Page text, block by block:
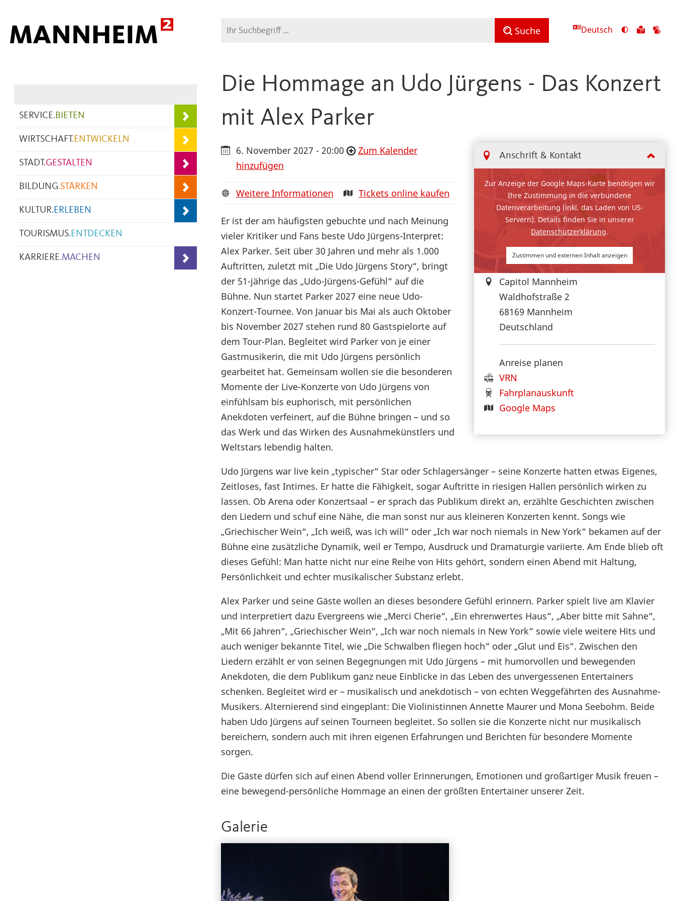
Suche Suche Deutsch
Ansicht
umschalten
Zu
leichter
SERVICE.BIETEN
WIRTSCHAFT.ENTWICKELN
STADT.GESTALTEN
BILDUNG.STÄRKEN
KULTUR.ERLEBEN
TOURISMUS.ENTDECKEN
KARRIERE.MACHEN
Die Hommage an Udo Jürgens - Das Konzert
mit Alex Parker
Anschrift & Kontakt
Zur Anzeige der Google Maps-Karte benötigen wir
Ihre Zustimmung in die verbundene
Datenverarbeitung (inkl. das Laden von US-
Servern). Details finden Sie in unserer
Datenschutzerklärung.
Zustimmen und externen Inhalt anzeigen
Capitol Mannheim
Waldhofstraße 2
68169 Mannheim
Deutschland
Anreise planen
VRN
Fahrplanauskunft
Google Maps
6. November 2027 - 20:00
Zum Kalender
hinzufügen
Weitere Informationen Tickets online kaufen
Er ist der am häufigsten gebuchte und nach Meinung
vieler Kritiker und Fans beste Udo Jürgens-Interpret:
Alex Parker. Seit über 30 Jahren und mehr als 1.000
Auftritten, zuletzt mit „Die Udo Jürgens Story“, bringt
der 51-jährige das „Udo-Jürgens-Gefühl“ auf die
Bühne. Nun startet Parker 2027 eine neue Udo-
Konzert-Tournee. Von Januar bis Mai als auch Oktober
bis November 2027 stehen rund 80 Gastspielorte auf
dem Tour-Plan. Begleitet wird Parker von je einer
Gastmusikerin, die mit Udo Jürgens persönlich
gearbeitet hat. Gemeinsam wollen sie die besonderen
Momente der Live-Konzerte von Udo Jürgens von
einfühlsam bis euphorisch, mit persönlichen
Anekdoten verfeinert, auf die Bühne bringen – und so
das Werk und das Wirken des Ausnahmekünstlers und
Weltstars lebendig halten.
Udo Jürgens war live kein „typischer“ Star oder Schlagersänger – seine Konzerte hatten etwas Eigenes,
Zeitloses, fast Intimes. Er hatte die Fähigkeit, sogar Auftritte in riesigen Hallen persönlich wirken zu
lassen. Ob Arena oder Konzertsaal – er sprach das Publikum direkt an, erzählte Geschichten zwischen
den Liedern und schuf eine Nähe, die man sonst nur aus kleineren Konzerten kennt. Songs wie
„Griechischer Wein“, „Ich weiß, was ich will“ oder „Ich war noch niemals in New York“ bekamen auf der
Bühne eine zusätzliche Dynamik, weil er Tempo, Ausdruck und Dramaturgie variierte. Am Ende blieb oft
dieses Gefühl: Man hatte nicht nur eine Reihe von Hits gehört, sondern einen Abend mit Haltung,
Persönlichkeit und echter musikalischer Substanz erlebt.
Alex Parker und seine Gäste wollen an dieses besondere Gefühl erinnern. Parker spielt live am Klavier
und interpretiert dazu Evergreens wie „Merci Cherie“, „Ein ehrenwertes Haus“, „Aber bitte mit Sahne“,
„Mit 66 Jahren“, „Griechischer Wein“, „Ich war noch niemals in New York“ sowie viele weitere Hits und
auch weniger bekannte Titel, wie „Die Schwalben fliegen hoch“ oder „Glut und Eis“. Zwischen den
Liedern erzählt er von seinen Begegnungen mit Udo Jürgens – mit humorvollen und bewegenden
Anekdoten, die dem Publikum ganz neue Einblicke in das Leben des unvergessenen Entertainers
schenken. Begleitet wird er – musikalisch und anekdotisch – von echten Weggefährten des Ausnahme-
Musikers. Alternierend sind eingeplant: Die Violinistinnen Annette Maurer und Mona Seebohm. Beide
haben Udo Jürgens auf seinen Tourneen begleitet. So sollen sie die Konzerte nicht nur musikalisch
bereichern, sondern auch mit ihren eigenen Erfahrungen und Berichten für besondere Momente
sorgen.
Die Gäste dürfen sich auf einen Abend voller Erinnerungen, Emotionen und großartiger Musik freuen –
eine bewegend-persönliche Hommage an einen der größten Entertainer unserer Zeit.
Galerie